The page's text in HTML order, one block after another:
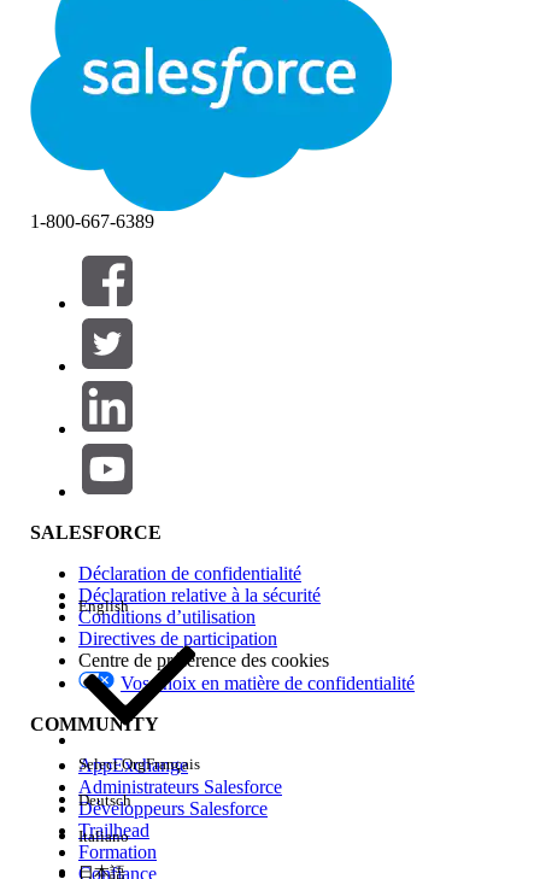
Filtrer par (0)
SÉLECTIONNER DES FILTRES
Gamme de produits
Impact des fonctionnalités
Edition
Expérience
1-800-667-6389
SALESFORCE
Déclaration de confidentialité
Déclaration relative à la sécurité
Conditions d’utilisation
Directives de participation
Centre de préférence des cookies
Vos choix en matière de confidentialité
COMMUNITY
AppExchange
Administrateurs Salesforce
Développeurs Salesforce
Trailhead
Formation
Confiance
English
Select OrgFrançais
Deutsch
Italiano
日本語